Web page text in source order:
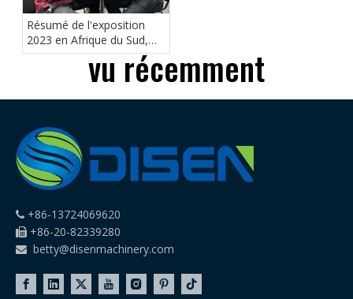
Résumé de l'exposition
2023 en Afrique du Sud,
réalisations en matière
d'innovation dans le
commerce extérieurvu récemment
 +86-13724069620
 +86-20-82339280
 betty@disenmachinery.com